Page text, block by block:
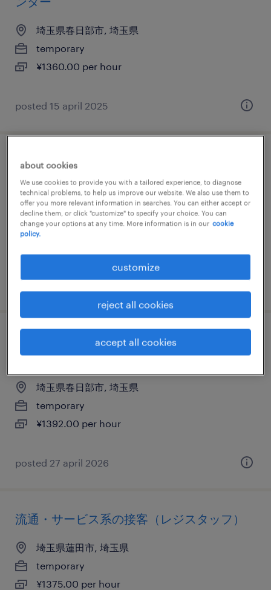
埼玉県春日部市, 埼玉県
temporary
¥1360.00 per hour
posted 15 april 2025
テレオペ・テレマーケティング・コールセ
ンター
埼玉県さいたま市浦和区, 埼玉県
temporary
posted 7 april 2026
テレオペ・テレマーケティング・コールセ
ンター
埼玉県春日部市, 埼玉県
temporary
¥1392.00 per hour
posted 27 april 2026
流通・サービス系の接客（レジスタッフ）
埼玉県蓮田市, 埼玉県
temporary
¥1375.00 per hour
about cookies
We use cookies to provide you with a tailored experience, to diagnose
technical problems, to help us improve our website. We also use them to
offer you more relevant information in searches. You can either accept or
decline them, or click "customize" to specify your choice. You can
change your options at any time. More information is in our cookie
policy.
customize
reject all cookies
accept all cookies